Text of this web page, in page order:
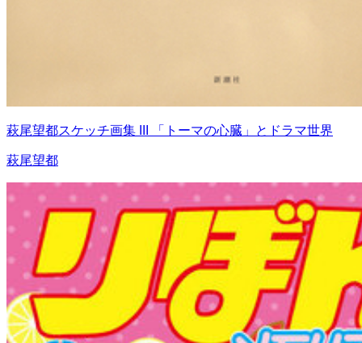
萩尾望都スケッチ画集 III 「トーマの心臓」とドラマ世界
萩尾望都